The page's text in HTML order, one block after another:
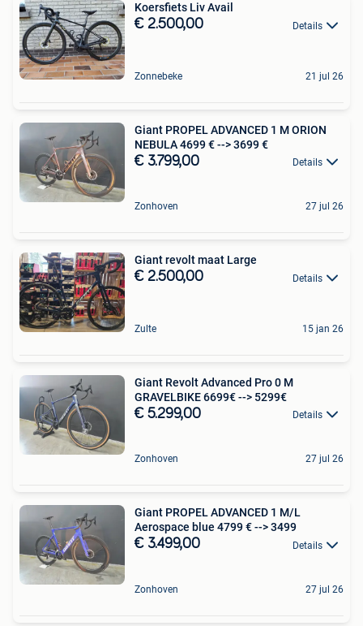
Koersfiets Liv Avail
€ 2.500,00 Details
Zonnebeke 21 jul 26
Giant PROPEL ADVANCED 1 M ORION
NEBULA 4699 € --> 3699 €
€ 3.799,00 Details
Zonhoven 27 jul 26
Giant revolt maat Large
€ 2.500,00 Details
Zulte 15 jan 26
Giant Revolt Advanced Pro 0 M
GRAVELBIKE 6699€ --> 5299€
€ 5.299,00 Details
Zonhoven 27 jul 26
Giant PROPEL ADVANCED 1 M/L
Aerospace blue 4799 € --> 3499
€ 3.499,00 Details
Zonhoven 27 jul 26